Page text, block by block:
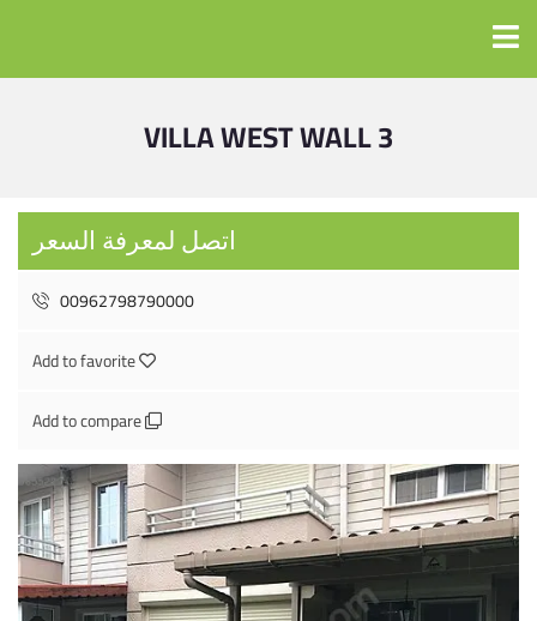
VILLA WEST WALL 3
اتصل لمعرفة السعر
00962798790000
Add to favorite
Add to compare